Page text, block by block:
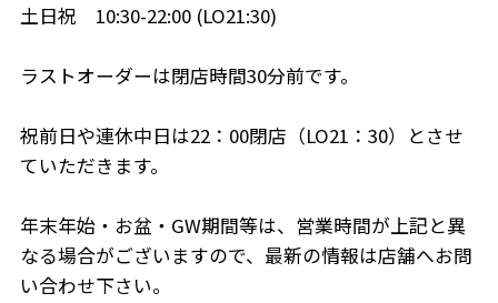
土日祝 10:30-22:00 (LO21:30)
ラストオーダーは閉店時間30分前です。
祝前日や連休中日は22：00閉店（LO21：30）とさせ
ていただきます。
年末年始・お盆・GW期間等は、営業時間が上記と異
なる場合がございますので、最新の情報は店舗へお問
い合わせ下さい。